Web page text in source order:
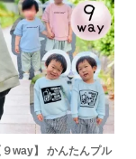
way】 かんたんプル